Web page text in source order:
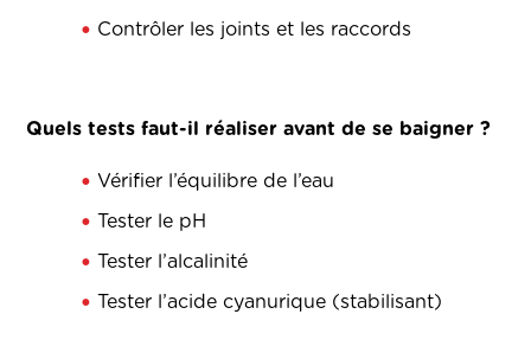
Contrôler les joints et les raccords
Quels tests faut-il réaliser avant de se baigner ?
Vérifier l’équilibre de l’eau
Tester le pH
Tester l’alcalinité
Tester l’acide cyanurique (stabilisant)